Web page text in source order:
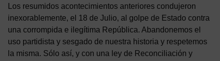
Los resumidos acontecimientos anteriores condujeron
inexorablemente, el 18 de Julio, al golpe de Estado contra
una corrompida e ilegítima República. Abandonemos el
uso partidista y sesgado de nuestra historia y respetemos
la misma. Sólo así, y con una ley de Reconciliación y